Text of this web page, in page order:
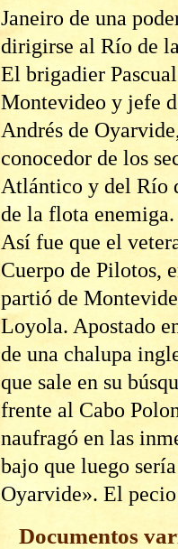
Janeiro de una
dirigirse al Río de
El brigadier
Montevideo y jefe
Andrés de
conocedor de los
Atlántico y del Río
de la flota enemiga.
Así fue que el
Cuerpo de Pilotos,
partió de
Loyola. Apostado
de una chalupa
que sale en su
frente al Cabo
naufragó en las
bajo que luego
Oyarvide». El
Documentos